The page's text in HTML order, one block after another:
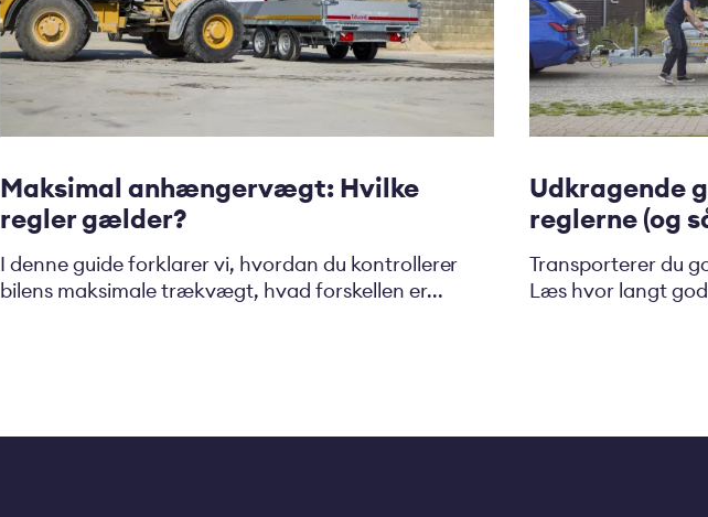
Maksimal anhængervægt: Hvilke
regler gælder?
I denne guide forklarer vi, hvordan du kontrollerer
bilens maksimale trækvægt, hvad forskellen er...
Udkragende
reglerne (og
Transporterer du
Læs hvor langt